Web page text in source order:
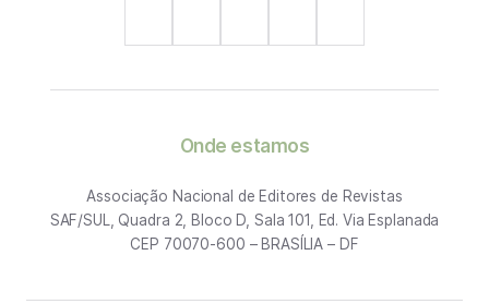
Onde estamos
Associação Nacional de Editores de Revistas
SAF/SUL, Quadra 2, Bloco D, Sala 101, Ed. Via Esplanada
CEP 70070-600 – BRASÍLIA – DF